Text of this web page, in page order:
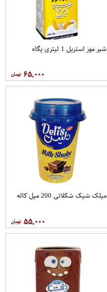
شیر موز استریل 1 لیتری پگاه
۶۵,۰۰۰
میلک شیک شکلاتی 200 میل کاله
۵۵,۰۰۰